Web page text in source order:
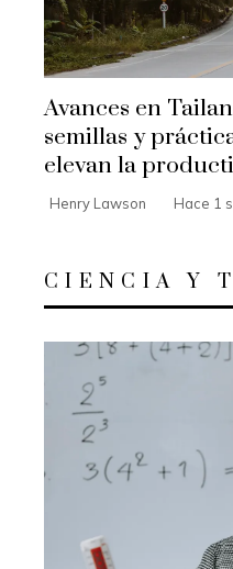
Avances en
semillas y
elevan la
Henry Lawson Hace 1
CIENCIA Y